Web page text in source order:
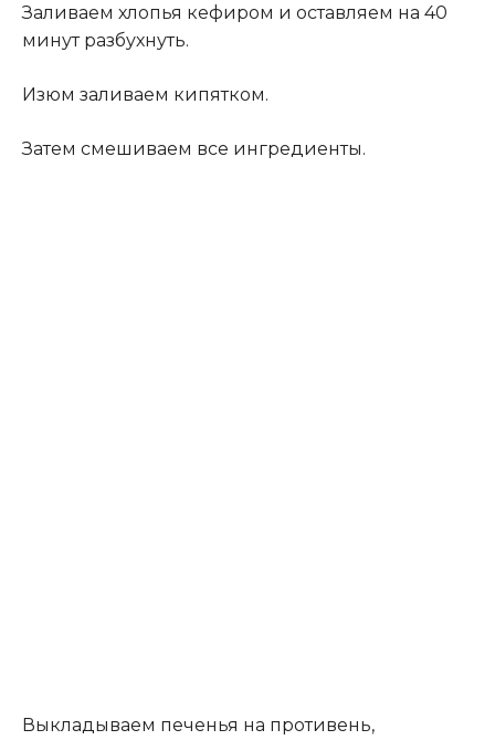
Заливаем хлопья кефиром и оставляем на 40
минут разбухнуть.
Изюм заливаем кипятком.
Затем смешиваем все ингредиенты.
Выкладываем печенья на противень,